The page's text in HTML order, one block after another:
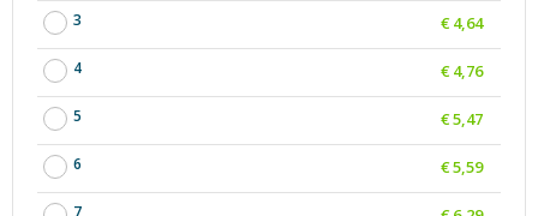
3
4
5
6
€ 4,64
€ 4,76
€ 5,47
€ 5,59